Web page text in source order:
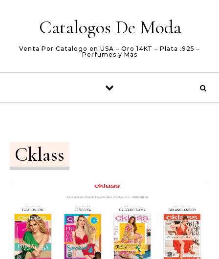
Catalogos De Moda
Venta Por Catalogo en USA – Oro 14KT – Plata .925 –
Perfumes y Mas
Cklass